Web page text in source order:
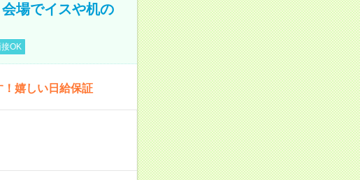
場でイスや机の
OK
嬉しい日給保証